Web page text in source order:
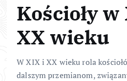
Kościoły
XX wieku
W XIX i XX wieku rola
dalszym przemianom,